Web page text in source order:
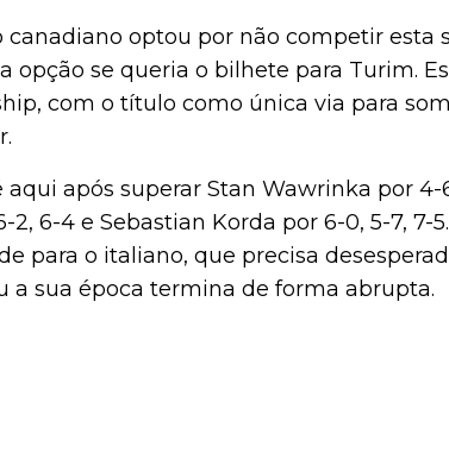
canadiano optou por não competir esta
opção se queria o bilhete para Turim.
com o título como única via para
aqui após superar Stan Wawrinka por 4-
2, 6-4 e Sebastian Korda por 6-0, 5-7, 7-
para o italiano, que precisa
a sua época termina de forma abrupta.